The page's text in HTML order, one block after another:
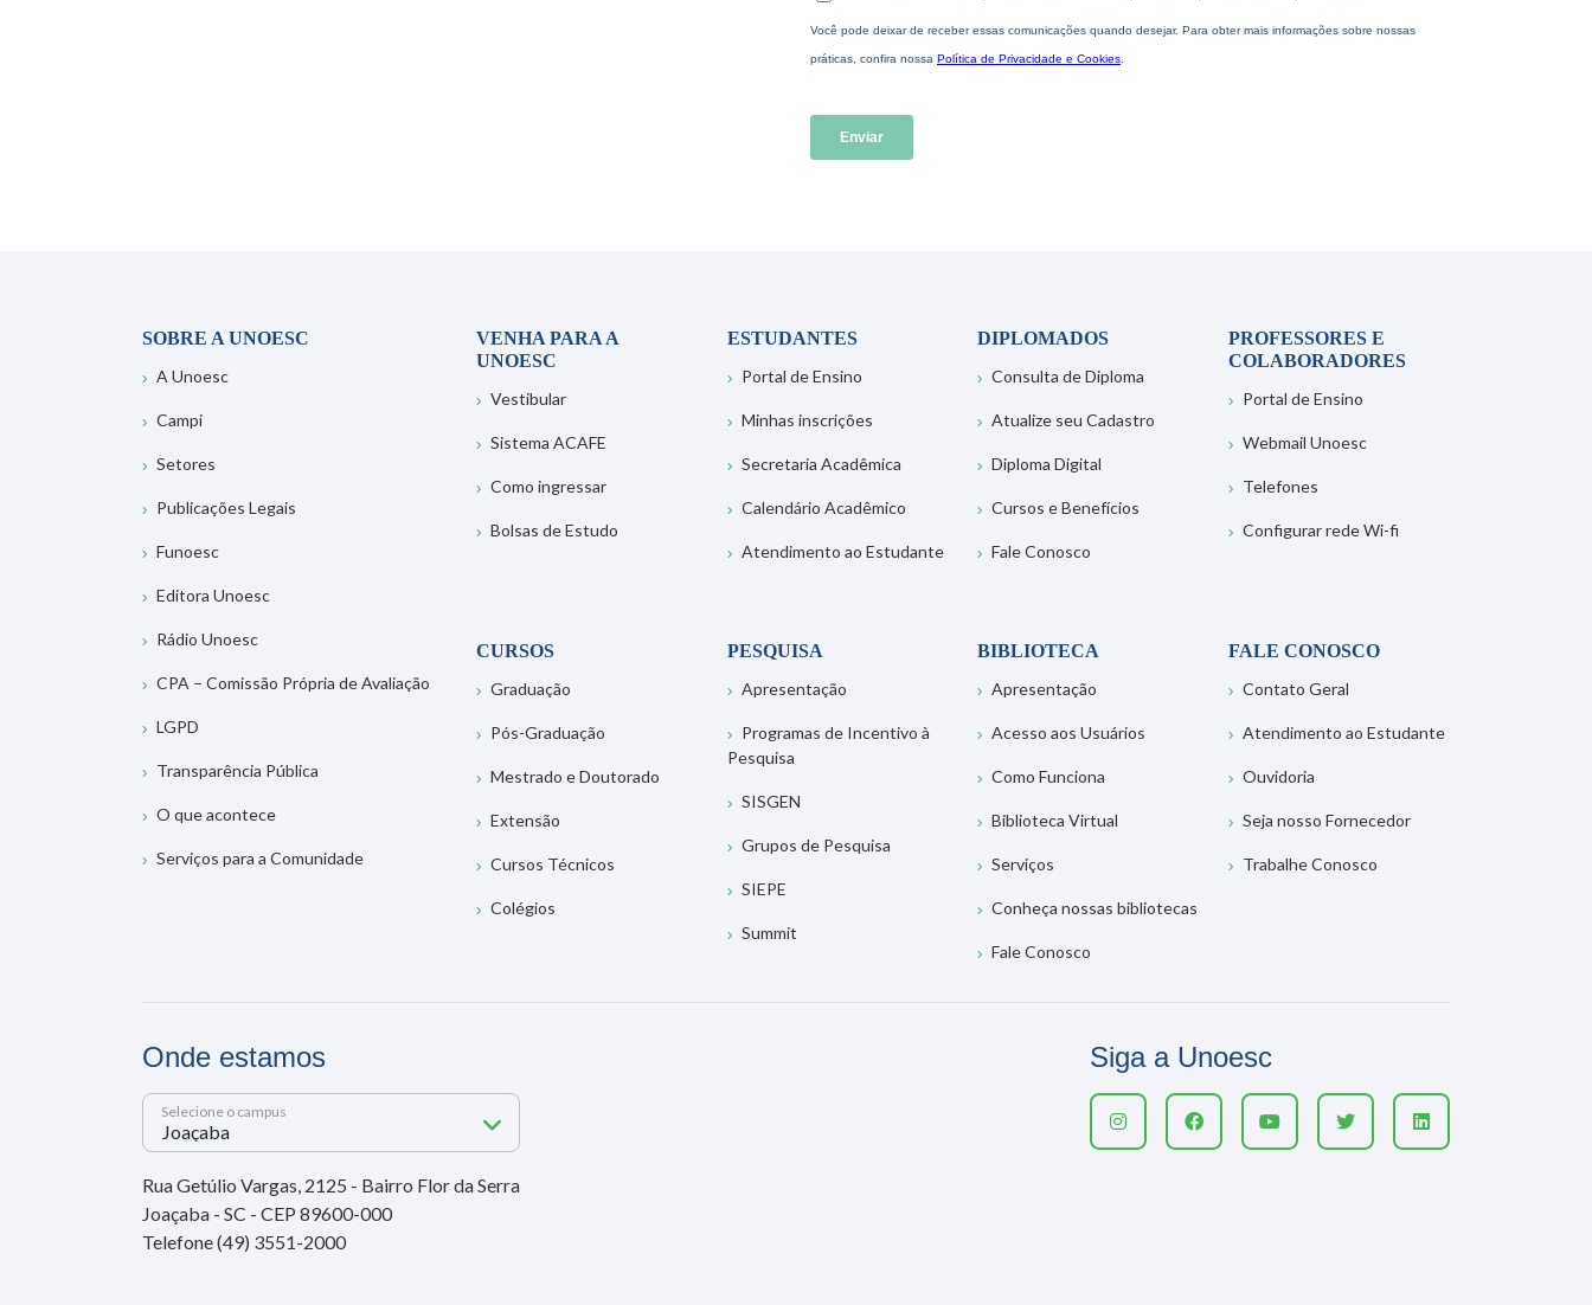
SOBRE A UNOESC
A Unoesc
Campi
Setores
Publicações Legais
Funoesc
Editora Unoesc
Rádio Unoesc
CPA – Comissão Própria de Avaliação
LGPD
Transparência Pública
O que acontece
Serviços para a Comunidade
VENHA PARA A
UNOESC
Vestibular
Sistema ACAFE
Como ingressar
Bolsas de Estudo
ESTUDANTES
Portal de Ensino
Minhas inscrições
Secretaria Acadêmica
Calendário Acadêmico
Atendimento ao Estudante
DIPLOMADOS
Consulta de Diploma
Atualize seu Cadastro
Diploma Digital
Cursos e Benefícios
Fale Conosco
PROFESSORES E
COLABORADORES
Portal de Ensino
Webmail Unoesc
Telefones
Configurar rede Wi-fi
CURSOS
Graduação
Pós-Graduação
Mestrado e Doutorado
Extensão
Cursos Técnicos
Colégios
PESQUISA
Apresentação
Programas de Incentivo à
Pesquisa
SISGEN
Grupos de Pesquisa
SIEPE
Summit
BIBLIOTECA
Apresentação
Acesso aos Usuários
Como Funciona
Biblioteca Virtual
Serviços
Conheça nossas bibliotecas
Fale Conosco
FALE CONOSCO
Contato Geral
Atendimento ao Estudante
Ouvidoria
Seja nosso Fornecedor
Trabalhe Conosco
Onde estamos
Selecione o campus
Rua Getúlio Vargas, 2125 - Bairro Flor da Serra
Joaçaba - SC - CEP 89600-000
Telefone (49) 3551-2000
Siga a Unoesc